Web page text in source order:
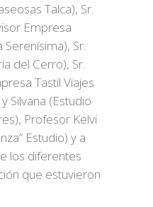
Talca), Sr.
Empresa
Sr.
del Cerro), Sr.
Tastil Viajes
Silvana (Estudio
Profesor Kelvi
Estudio) y a
los diferentes
que estuvieron